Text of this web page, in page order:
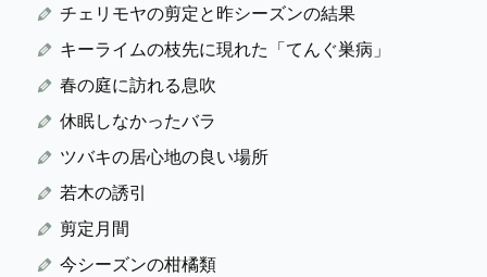
チェリモヤの剪定と昨シーズンの結果
キーライムの枝先に現れた「てんぐ巣病」
春の庭に訪れる息吹
休眠しなかったバラ
ツバキの居心地の良い場所
若木の誘引
剪定月間
今シーズンの柑橘類